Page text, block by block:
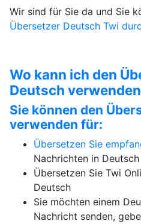
Wir sind für Sie da und Sie
Übersetzer Deutsch Twi
Wo kann ich den
Deutsch
Sie können den
verwenden für:
Übersetzen Sie
Nachrichten in Deutsch
Übersetzen Sie Twi
Deutsch
Sie möchten einem
Nachricht senden,